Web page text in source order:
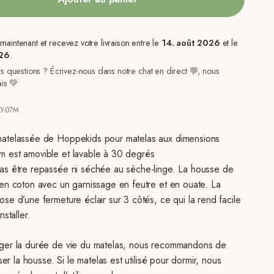
et recevez votre livraison entre le 14. août 2026 et le
.
questions ? Écrivez-nous dans notre chat en direct 💬, nous
💚
07M
de Hoppekids pour matelas aux dimensions
est amovible et lavable à 30 degrés
être repassée ni séchée au sèche-linge. La housse de
coton avec un garnissage en feutre et en ouate. La
d’une fermeture éclair sur 3 côtés, ce qui la rend facile
la durée de vie du matelas, nous recommandons de
la housse. Si le matelas est utilisé pour dormir, nous